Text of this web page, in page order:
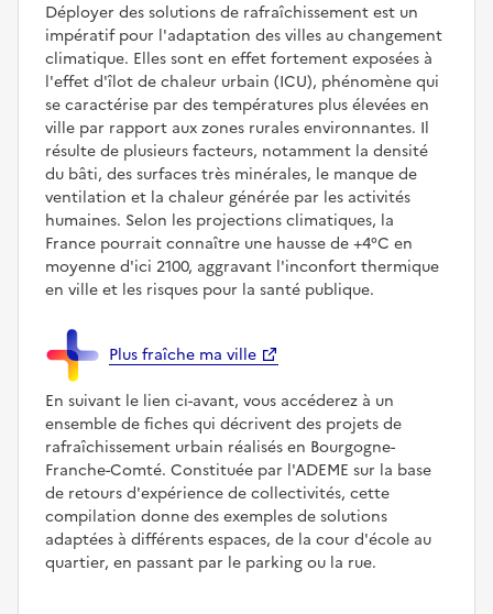
Déployer des solutions de rafraîchissement est un
impératif pour l'adaptation des villes au changement
climatique. Elles sont en effet fortement exposées à
l'effet d'îlot de chaleur urbain (ICU), phénomène qui
se caractérise par des températures plus élevées en
ville par rapport aux zones rurales environnantes. Il
résulte de plusieurs facteurs, notamment la densité
du bâti, des surfaces très minérales, le manque de
ventilation et la chaleur générée par les activités
humaines. Selon les projections climatiques, la
France pourrait connaître une hausse de +4°C en
moyenne d'ici 2100, aggravant l'inconfort thermique
en ville et les risques pour la santé publique.
Plus fraîche ma ville
En suivant le lien ci-avant, vous accéderez à un
ensemble de fiches qui décrivent des projets de
rafraîchissement urbain réalisés en Bourgogne-
Franche-Comté. Constituée par l'ADEME sur la base
de retours d'expérience de collectivités, cette
compilation donne des exemples de solutions
adaptées à différents espaces, de la cour d'école au
quartier, en passant par le parking ou la rue.